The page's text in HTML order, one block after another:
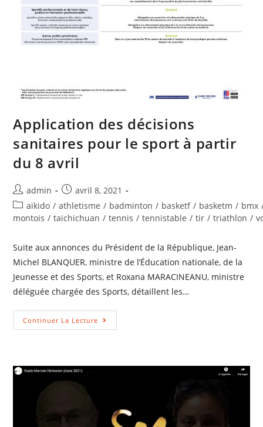
Application des décisions
sanitaires pour le sport à partir
du 8 avril
admin
avril 8, 2021
aikido / athletisme / badminton / basketf / basketm / bmx
montois / taichichuan / tennis / tennistable / tir / triathlon /
Suite aux annonces du Président de la République, Jean-
Michel BLANQUER, ministre de l’Éducation nationale, de la
Jeunesse et des Sports, et Roxana MARACINEANU, ministre
déléguée chargée des Sports, détaillent les…
Continuer La Lecture